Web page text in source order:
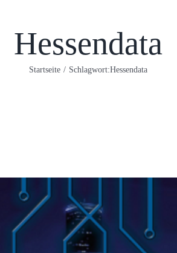
Hessendata
Startseite / Schlagwort:Hessendata